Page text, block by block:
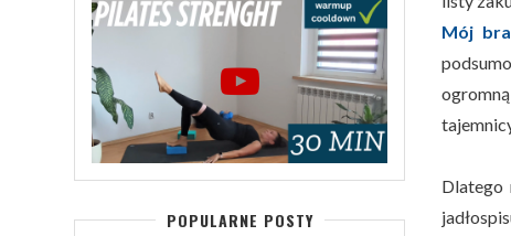
Mój
Dlatego
POPULARNE POSTY